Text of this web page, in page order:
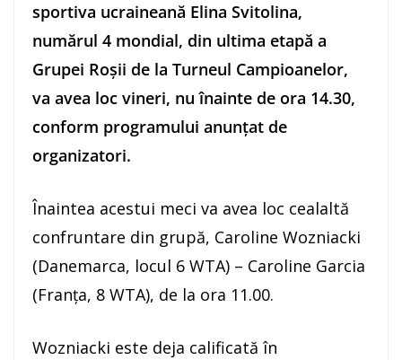
sportiva ucraineană Elina Svitolina,
numărul 4 mondial, din ultima etapă a
Grupei Roşii de la Turneul Campioanelor,
va avea loc vineri, nu înainte de ora 14.30,
conform programului anunţat de
organizatori.
Înaintea acestui meci va avea loc cealaltă
confruntare din grupă, Caroline Wozniacki
(Danemarca, locul 6 WTA) – Caroline Garcia
(Franţa, 8 WTA), de la ora 11.00.
Wozniacki este deja calificată în